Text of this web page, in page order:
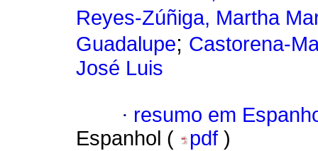
Reyes-Zúñiga, Martha
Guadalupe; Castorena-
José Luis
· resumo em
Espanhol (
pdf )